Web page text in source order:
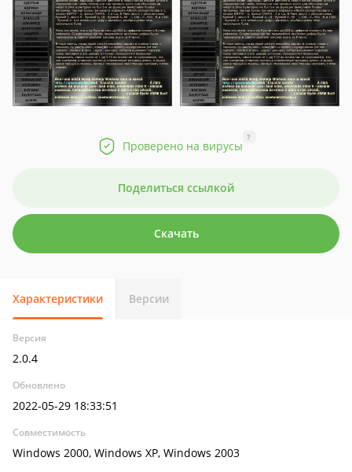
Проверено на вирусы
?
Поделиться ссылкой
Скачать
Характеристики Версии
Версия
2.0.4
Обновлено
2022-05-29 18:33:51
Совместимость
Windows 2000, Windows XP, Windows 2003